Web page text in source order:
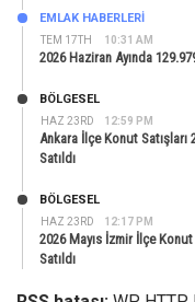
TEM 17TH 10:31 AM
EMLAK HABERLERI
2026 Haziran Ayında
HAZ 23RD 12:59 PM
BÖLGESEL
Ankara İlçe Konut Satışları
Satıldı
HAZ 23RD 12:17 PM
BÖLGESEL
2026 Mayıs İzmir İlçe Konut
Satıldı